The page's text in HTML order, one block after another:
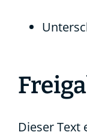
Dieser Text